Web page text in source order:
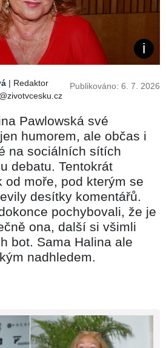
| Redaktor
Publikováno: 6. 7. 2026
Pawlowská své
humorem, ale občas i
na sociálních sítích
debatu. Tentokrát
od moře, pod kterým se
desítky komentářů.
pochybovali, že je
ona, další si všimli
bot. Sama Halina ale
nadhledem.